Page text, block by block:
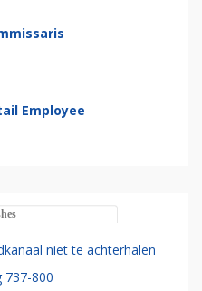
Employee
niet te achterhalen
737-800